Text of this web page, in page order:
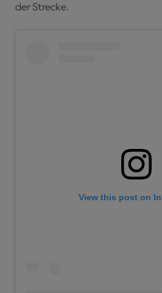
der Strecke.
View this post on